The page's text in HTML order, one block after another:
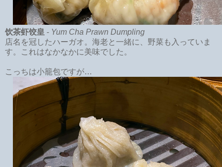
饮茶虾饺皇 - Yum Cha Prawn Dumpling
店名を冠したハーガオ。海老と一緒に、野菜も入っていま
す。これはなかなかに美味でした。
こっちは小籠包ですが…